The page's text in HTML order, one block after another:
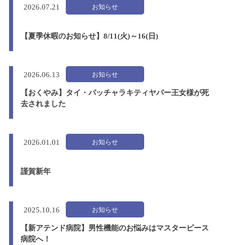
2026.07.21 お知らせ
【夏季休暇のお知らせ】8/11(火)～16(日)
2026.06.13 お知らせ
【おくやみ】タイ・パッチャラキティヤパー王女様が死
去されました
2026.01.01 お知らせ
謹賀新年
2025.10.16 お知らせ
【新アテンド病院】男性機能のお悩みはマスターピース
病院へ！